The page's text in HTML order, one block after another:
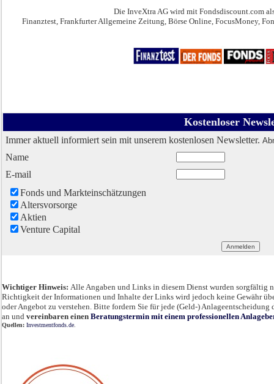
Die InveXtra AG wird mit Fondsdiscount.com
Finanztest, Frankfurter Allgemeine Zeitung, Börse Online, FocusMoney,
Kostenloser
Immer aktuell informiert sein mit unserem kostenlosen Newsletter.
Name
E-mail
Fonds und Markteinschätzungen
Altersvorsorge
Aktien
Venture Capital
Wichtiger Hinweis: Alle Angaben und Links in diesem Dienst wurden sorgfältig
Richtigkeit der Informationen und Inhalte der Links wird jedoch keine Gewähr
oder Angebot zu verstehen. Bitte fordern Sie für jede (Geld-) Anlageentscheidung
an und vereinbaren einen Beratungstermin mit einem professionellen
Quellen: Investmentfonds.de